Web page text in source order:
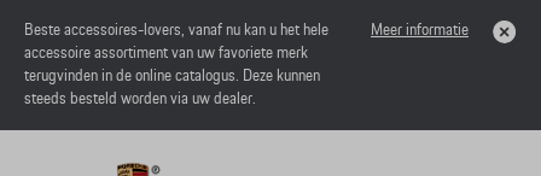
Beste accessoires-lovers, vanaf nu kan u het hele
accessoire assortiment van uw favoriete merk
terugvinden in de online catalogus. Deze kunnen
steeds besteld worden via uw dealer.
Meer informatie